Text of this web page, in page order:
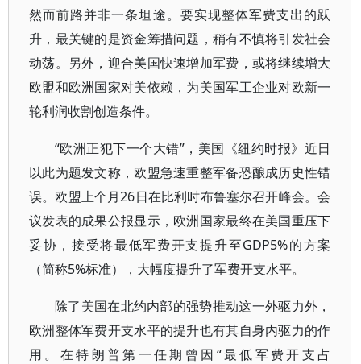
然而前路并非一条坦途。要实现整体军费支出的跃
升，最关键的是资金筹措问题，稍有不慎将引发社会
动荡。另外，迎合美国快速增加军费，或将继续增大
欧盟和欧洲国家对美依赖，为美国军工企业对欧新一
轮利润收割创造条件。
“欧洲正犯下一个大错”，美国《纽约时报》近日
以此为题发文称，欧盟急速重整军备恐酿成历史性错
误。欧盟上个月26日在比利时布鲁塞尔召开峰会。会
议发表的成果公报显示，欧洲国家最终在美国重压下
妥协，接受将最低军费开支提升至GDP5%的方案
（简称5%标准），大幅度提升了军费开支水平。
除了美国在北约内部的强势推动这一外驱力外，
欧洲整体军费开支水平的提升也有其自身内驱力的作
用。在特朗普第一任期曾因“最低军费开支占